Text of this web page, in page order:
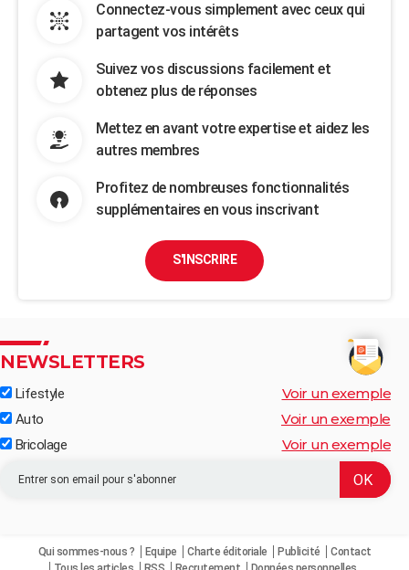
Connectez-vous simplement avec ceux qui
partagent vos intérêts
Suivez vos discussions facilement et
obtenez plus de réponses
Mettez en avant votre expertise et aidez les
autres membres
Profitez de nombreuses fonctionnalités
supplémentaires en vous inscrivant
S'INSCRIRE
NEWSLETTERS
Lifestyle Voir un exemple
Auto Voir un exemple
Bricolage Voir un exemple
Qui sommes-nous ? Equipe Charte éditoriale Publicité
Contact